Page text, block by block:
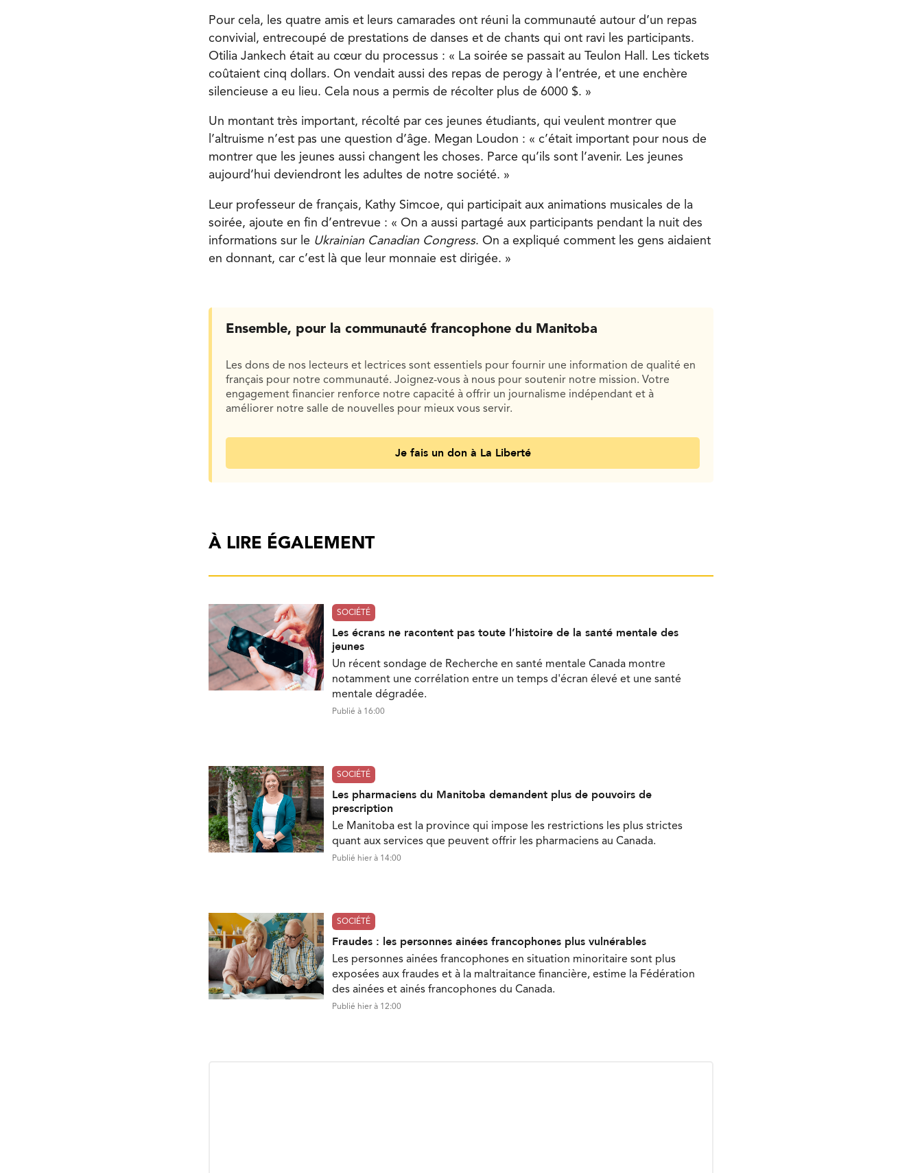
Pour cela, les quatre amis et leurs camarades ont réuni la communauté autour d’un repas
convivial, entrecoupé de prestations de danses et de chants qui ont ravi les participants.
Otilia Jankech était au cœur du processus : « La soirée se passait au Teulon Hall. Les tickets
coûtaient cinq dollars. On vendait aussi des repas de perogy à l’entrée, et une enchère
silencieuse a eu lieu. Cela nous a permis de récolter plus de 6000 $. »
Un montant très important, récolté par ces jeunes étudiants, qui veulent montrer que
l’altruisme n’est pas une question d’âge. Megan Loudon : « c’était important pour nous de
montrer que les jeunes aussi changent les choses. Parce qu’ils sont l’avenir. Les jeunes
aujourd’hui deviendront les adultes de notre société. »
Leur professeur de français, Kathy Simcoe, qui participait aux animations musicales de la
soirée, ajoute en fin d’entrevue : « On a aussi partagé aux participants pendant la nuit des
informations sur le Ukrainian Canadian Congress. On a expliqué comment les gens aidaient
en donnant, car c’est là que leur monnaie est dirigée. »
Ensemble, pour la communauté francophone du Manitoba
Les dons de nos lecteurs et lectrices sont essentiels pour fournir une information de qualité en
français pour notre communauté. Joignez-vous à nous pour soutenir notre mission. Votre
engagement financier renforce notre capacité à offrir un journalisme indépendant et à
améliorer notre salle de nouvelles pour mieux vous servir.
Je fais un don à La Liberté
À LIRE ÉGALEMENT
SOCIÉTÉ
Les écrans ne racontent pas toute l’histoire de la santé mentale des
jeunes
Un récent sondage de Recherche en santé mentale Canada montre
notamment une corrélation entre un temps d'écran élevé et une santé
mentale dégradée.
Publié à 16:00
SOCIÉTÉ
Les pharmaciens du Manitoba demandent plus de pouvoirs de
prescription
Le Manitoba est la province qui impose les restrictions les plus strictes
quant aux services que peuvent offrir les pharmaciens au Canada.
Publié hier à 14:00
SOCIÉTÉ
Fraudes : les personnes ainées francophones plus vulnérables
Les personnes ainées francophones en situation minoritaire sont plus
exposées aux fraudes et à la maltraitance financière, estime la Fédération
des ainées et ainés francophones du Canada.
Publié hier à 12:00